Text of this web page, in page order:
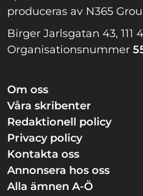
produceras av N365
Birger Jarlsgatan 43, 111
Organisationsnummer
Om oss
Våra skribenter
Redaktionell policy
Privacy policy
Kontakta oss
Annonsera hos oss
Alla ämnen A-Ö